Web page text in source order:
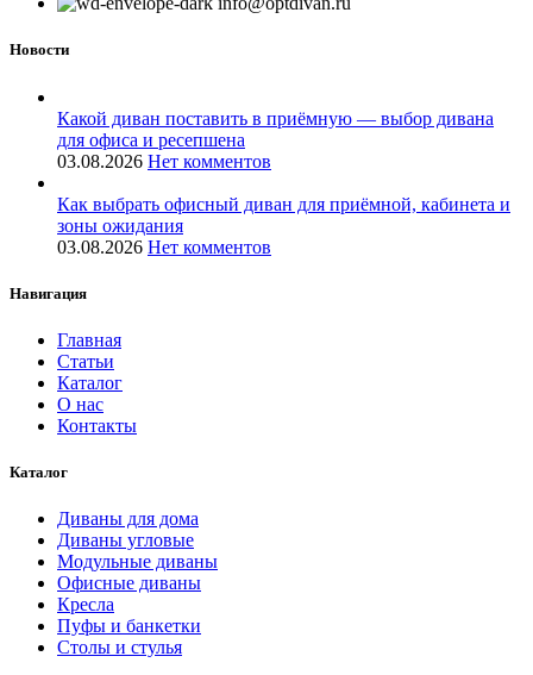
Новости
Какой диван поставить в приёмную — выбор дивана
для офиса и ресепшена
03.08.2026 Нет комментов
Как выбрать офисный диван для приёмной, кабинета и
зоны ожидания
03.08.2026 Нет комментов
Навигация
Главная
Статьи
Каталог
О нас
Контакты
Каталог
Диваны для дома
Диваны угловые
Модульные диваны
Офисные диваны
Кресла
Пуфы и банкетки
Столы и стулья